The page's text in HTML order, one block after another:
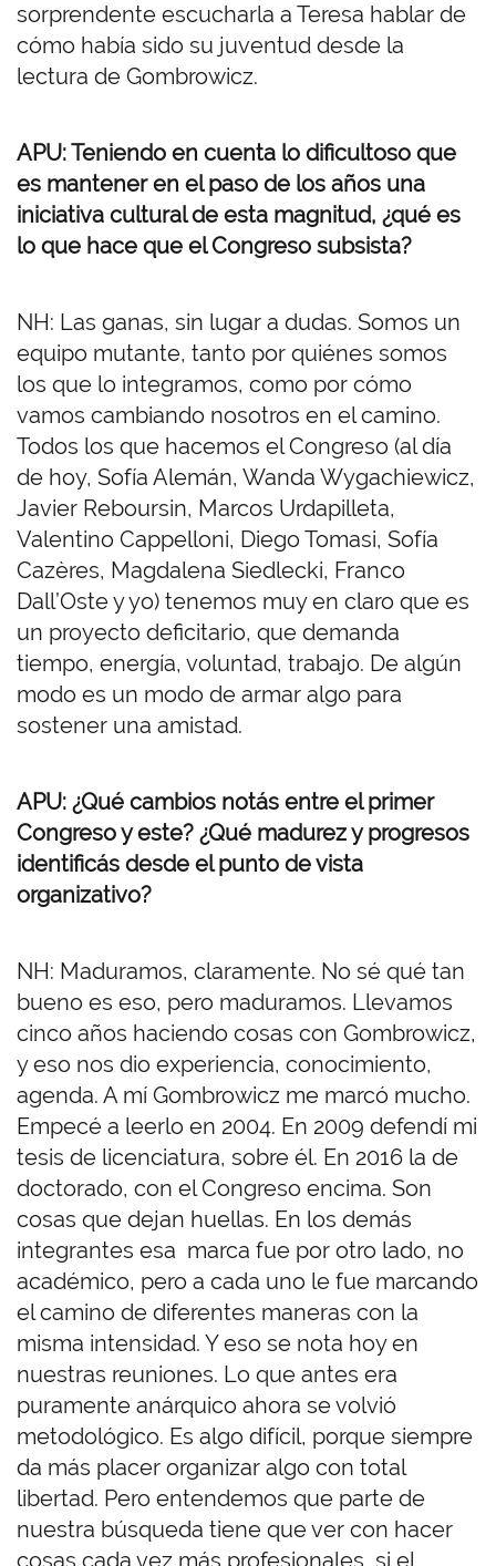
sorprendente escucharla a Teresa hablar de
cómo había sido su juventud desde la
lectura de Gombrowicz.
APU: Teniendo en cuenta lo dificultoso que
es mantener en el paso de los años una
iniciativa cultural de esta magnitud, ¿qué es
lo que hace que el Congreso subsista?
NH: Las ganas, sin lugar a dudas. Somos un
equipo mutante, tanto por quiénes somos
los que lo integramos, como por cómo
vamos cambiando nosotros en el camino.
Todos los que hacemos el Congreso (al día
de hoy, Sofía Alemán, Wanda Wygachiewicz,
Javier Reboursin, Marcos Urdapilleta,
Valentino Cappelloni, Diego Tomasi, Sofía
Cazères, Magdalena Siedlecki, Franco
Dall’Oste y yo) tenemos muy en claro que es
un proyecto deficitario, que demanda
tiempo, energía, voluntad, trabajo. De algún
modo es un modo de armar algo para
sostener una amistad.
APU: ¿Qué cambios notás entre el primer
Congreso y este? ¿Qué madurez y progresos
identificás desde el punto de vista
organizativo?
NH: Maduramos, claramente. No sé qué tan
bueno es eso, pero maduramos. Llevamos
cinco años haciendo cosas con Gombrowicz,
y eso nos dio experiencia, conocimiento,
agenda. A mí Gombrowicz me marcó mucho.
Empecé a leerlo en 2004. En 2009 defendí mi
tesis de licenciatura, sobre él. En 2016 la de
doctorado, con el Congreso encima. Son
cosas que dejan huellas. En los demás
integrantes esa marca fue por otro lado, no
académico, pero a cada uno le fue marcando
el camino de diferentes maneras con la
misma intensidad. Y eso se nota hoy en
nuestras reuniones. Lo que antes era
puramente anárquico ahora se volvió
metodológico. Es algo difícil, porque siempre
da más placer organizar algo con total
libertad. Pero entendemos que parte de
nuestra búsqueda tiene que ver con hacer
cosas cada vez más profesionales, si el